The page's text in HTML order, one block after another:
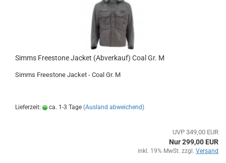
Simms Freestone Jacket (Abverkauf) Coal Gr. M
Simms Freestone Jacket - Coal Gr. M
Lieferzeit: ca. 1-3 Tage (Ausland abweichend)
UVP 349,00 EUR
Nur 299,00 EUR
inkl. 19% MwSt. zzgl. Versand